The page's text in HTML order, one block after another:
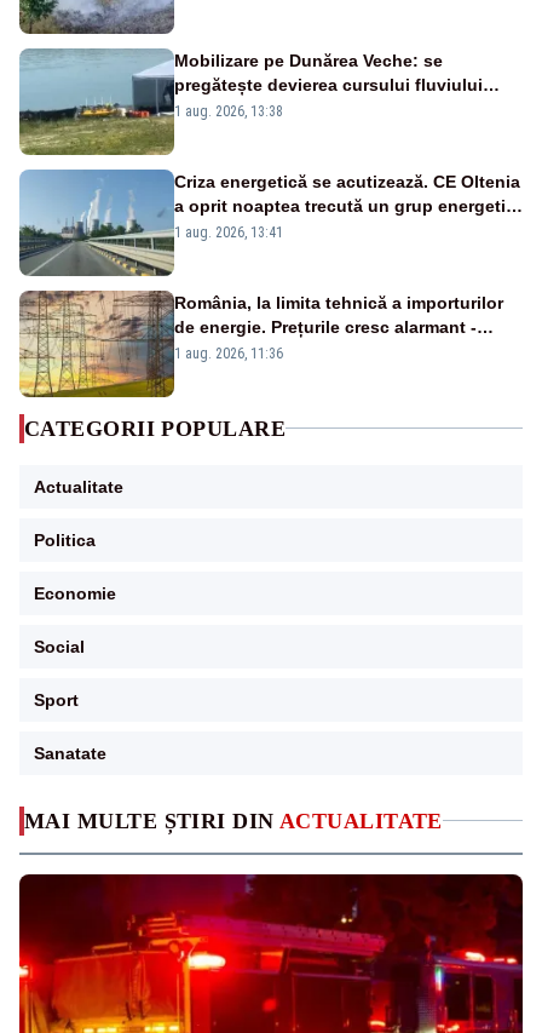
MAI MULTE ȘTIRI DIN ACTUALITATE
Mobilizare pe Dunărea Veche: se
pregătește devierea cursului fluviului
către Cernavodă – VIDEO
1 aug. 2026, 13:38
Criza energetică se acutizează. CE Oltenia
a oprit noaptea trecută un grup energetic
de la Rovinari
1 aug. 2026, 13:41
România, la limita tehnică a importurilor
de energie. Prețurile cresc alarmant -
Analiză Realitatea Plus
1 aug. 2026, 11:36
CATEGORII POPULARE
Actualitate
Politica
Economie
Social
Sport
Sanatate